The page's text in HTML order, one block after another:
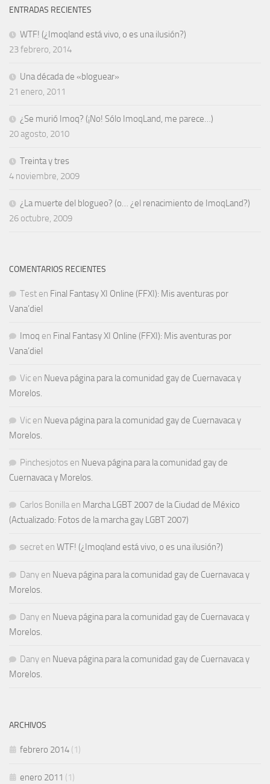
ENTRADAS RECIENTES
WTF! (¿Imoqland está vivo, o es una ilusión?)
23 febrero, 2014
Una década de «bloguear»
21 enero, 2011
¿Se murió Imoq? (¡No! Sólo ImoqLand, me parece…)
20 agosto, 2010
Treinta y tres
4 noviembre, 2009
¿La muerte del blogueo? (o… ¿el renacimiento de ImoqLand?)
26 octubre, 2009
COMENTARIOS RECIENTES
Test en Final Fantasy XI Online (FFXI): Mis aventuras por
Vana’diel
Imoq en Final Fantasy XI Online (FFXI): Mis aventuras por
Vana’diel
Vic en Nueva página para la comunidad gay de Cuernavaca y
Morelos.
Vic en Nueva página para la comunidad gay de Cuernavaca y
Morelos.
Pinchesjotos en Nueva página para la comunidad gay de
Cuernavaca y Morelos.
Carlos Bonilla en Marcha LGBT 2007 de la Ciudad de México
(Actualizado: Fotos de la marcha gay LGBT 2007)
secret en WTF! (¿Imoqland está vivo, o es una ilusión?)
Dany en Nueva página para la comunidad gay de Cuernavaca y
Morelos.
Dany en Nueva página para la comunidad gay de Cuernavaca y
Morelos.
Dany en Nueva página para la comunidad gay de Cuernavaca y
Morelos.
ARCHIVOS
febrero 2014 (1)
enero 2011 (1)